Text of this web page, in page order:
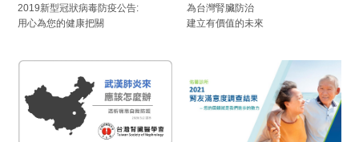
2019新型冠狀病毒防疫公告:
用心為您的健康把關
為台灣腎臟防治
建立有價值的未來